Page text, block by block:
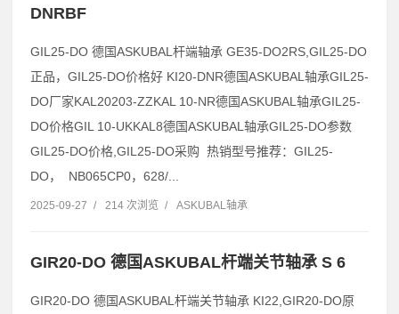
DNRBF
GIL25-DO 德国ASKUBAL杆端轴承 GE35-DO2RS,GIL25-DO
正品，GIL25-DO价格好 KI20-DNR德国ASKUBAL轴承GIL25-
DO厂家KAL20203-ZZKAL 10-NR德国ASKUBAL轴承GIL25-
DO价格GIL 10-UKKAL8德国ASKUBAL轴承GIL25-DO参数
GIL25-DO价格,GIL25-DO采购 热销型号推荐：GIL25-
DO， NB065CP0，628/...
2025-09-27 / 214 次浏览 / ASKUBAL轴承
GIR20-DO 德国ASKUBAL杆端关节轴承 S 6
GIR20-DO 德国ASKUBAL杆端关节轴承 KI22,GIR20-DO原